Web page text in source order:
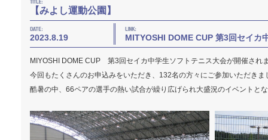
【みよし運動公園】
2023.8.19 MITYOSHI DOME CUP 第3回セイカ
MIYOSHI DOME CUP 第3回セイカ中学生ソフトテニス大会が開催され
今回もたくさんのお申込みをいただき、132名の方々にご参加いただきま
酷暑の中、66ペアの選手の熱い試合が繰り広げられ大盛況のイベントと